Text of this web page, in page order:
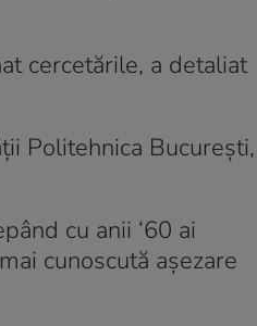
cercetările, a detaliat
Politehnica București,
cu anii ‘60 ai
cunoscută așezare